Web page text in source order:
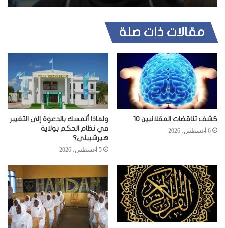
مقالات ذات صلة
كشف تناقضات العقلانيين 10
6 أغسطس، 2026
ولماذا أتمسك بالدعوة إلى التغيير
في نظام الحكم بولاية
هيرشبيلي؟
5 أغسطس، 2026